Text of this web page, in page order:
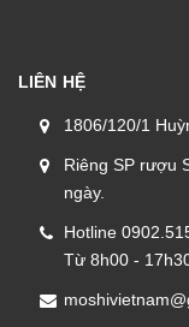
LIÊN HỆ
1806/120/1
Riêng SP rượu
ngày.
Hotline
Từ 8h00 -